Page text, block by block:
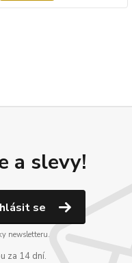
a slevy!
se
newsletteru.
za 14 dní.